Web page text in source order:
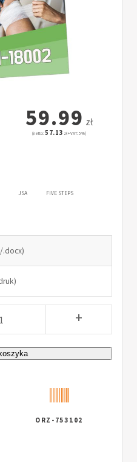
59.99 zł
(netto:57.13 zł + VAT: 5%)
JSA FIVE STEPS
.docx)
+
ORZ-753102